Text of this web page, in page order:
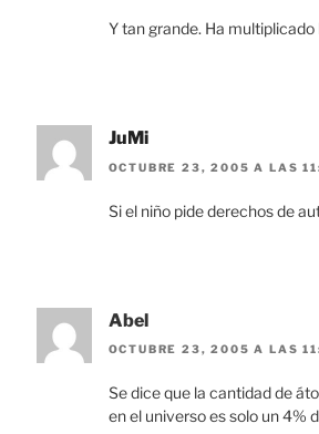
Y tan grande. Ha
JuMi
OCTUBRE 23, 2005 A LAS
Si el niño pide derechos de
Abel
OCTUBRE 23, 2005 A LAS
Se dice que la cantidad de
en el universo es solo un 4%